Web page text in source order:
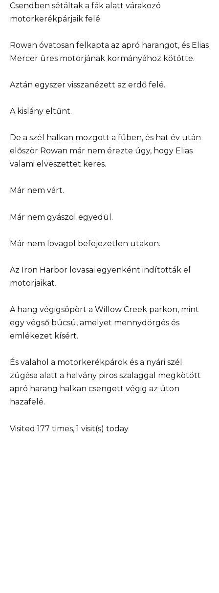
Csendben sétáltak a fák alatt várakozó
motorkerékpárjaik felé.
Rowan óvatosan felkapta az apró harangot, és Elias
Mercer üres motorjának kormányához kötötte.
Aztán egyszer visszanézett az erdő felé.
A kislány eltűnt.
De a szél halkan mozgott a fűben, és hat év után
először Rowan már nem érezte úgy, hogy Elias
valami elveszettet keres.
Már nem várt.
Már nem gyászol egyedül.
Már nem lovagol befejezetlen utakon.
Az Iron Harbor lovasai egyenként indították el
motorjaikat.
A hang végigsöpört a Willow Creek parkon, mint
egy végső búcsú, amelyet mennydörgés és
emlékezet kísért.
És valahol a motorkerékpárok és a nyári szél
zúgása alatt a halvány piros szalaggal megkötött
apró harang halkan csengett végig az úton
hazafelé.
Visited 177 times, 1 visit(s) today